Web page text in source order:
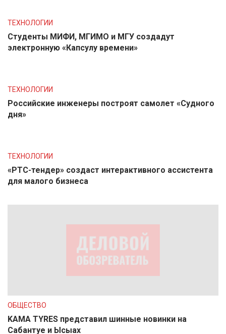
ТЕХНОЛОГИИ
Студенты МИФИ, МГИМО и МГУ создадут
электронную «Капсулу времени»
ТЕХНОЛОГИИ
Российские инженеры построят самолет «Судного
дня»
ТЕХНОЛОГИИ
«РТС-тендер» создаст интерактивного ассистента
для малого бизнеса
ОБЩЕСТВО
KAMA TYRES представил шинные новинки на
Сабантуе и Ысыах